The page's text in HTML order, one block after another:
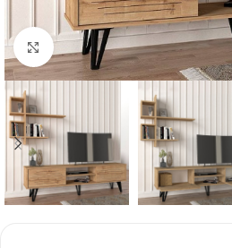
Κλικ για μεγέθυνση